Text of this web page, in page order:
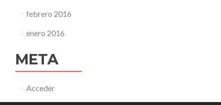
febrero 2016
enero 2016
META
Acceder